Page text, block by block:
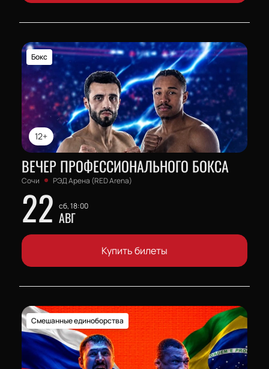
12+
Бокс
ВЕЧЕР ПРОФЕССИОНАЛЬНОГО БОКСА
Сочи РЭД Арена (RED Arena)
22 сб, 18:00
АВГ
Купить билеты
Смешанные единоборства